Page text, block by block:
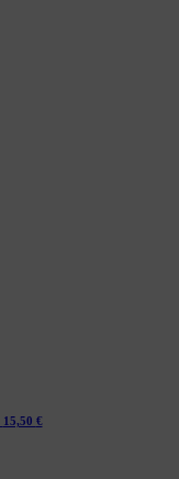
15,50 €